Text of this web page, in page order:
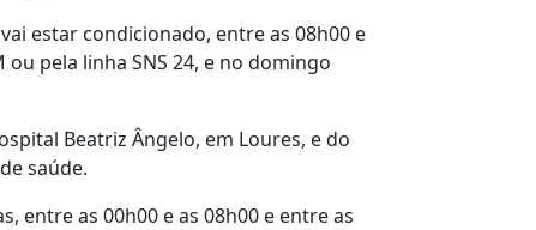
estar condicionado, entre as 08h00 e
pela linha SNS 24, e no domingo
Beatriz Ângelo, em Loures, e do
saúde.
entre as 00h00 e as 08h00 e entre as